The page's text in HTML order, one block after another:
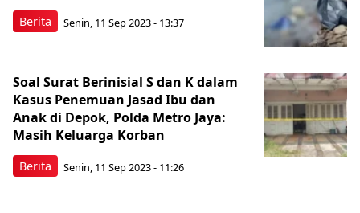
Berita Senin, 11 Sep 2023 - 13:37
Berita
Soal Surat Berinisial S dan K dalam
Kasus Penemuan Jasad Ibu dan
Anak di Depok, Polda Metro Jaya:
Masih Keluarga Korban
Senin, 11 Sep 2023 - 11:26